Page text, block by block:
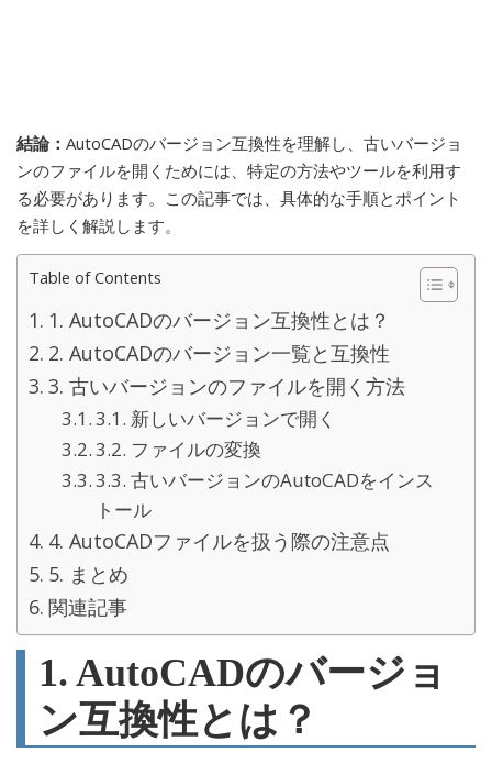
結論： AutoCADのバージョン互換性を理解し、古いバージョ
ンのファイルを開くためには、特定の方法やツールを利用す
る必要があります。この記事では、具体的な手順とポイント
を詳しく解説します。
Table of Contents
1. AutoCADのバージョン互換性とは？
2. AutoCADのバージョン一覧と互換性
3. 古いバージョンのファイルを開く方法
3.1. 新しいバージョンで開く
3.2. ファイルの変換
3.3. 古いバージョンのAutoCADをインス
トール
4. AutoCADファイルを扱う際の注意点
5. まとめ
関連記事
1. AutoCADのバージョ
ン互換性とは？